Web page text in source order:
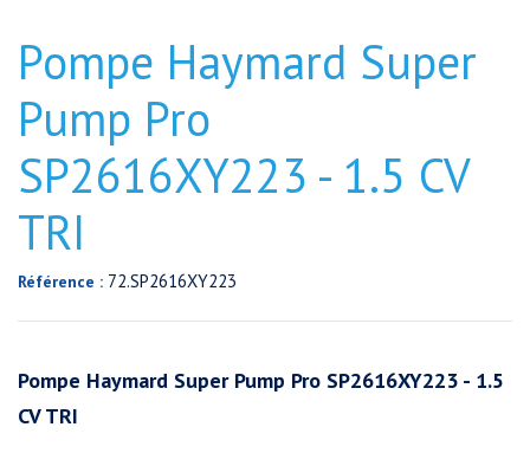
Pompe Haymard Super
Pump Pro
SP2616XY223 - 1.5 CV
TRI
Référence : 72.SP2616XY223
Pompe Haymard Super Pump Pro SP2616XY223 - 1.5
CV TRI